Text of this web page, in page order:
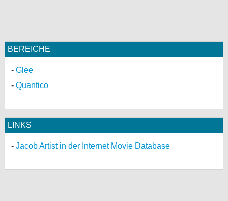
BEREICHE
Glee
Quantico
LINKS
Jacob Artist in der Internet Movie Database